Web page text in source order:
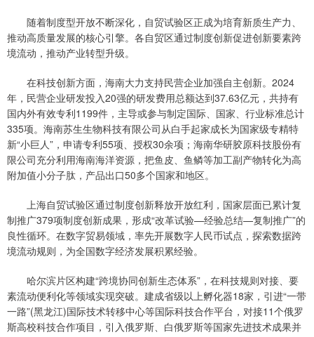
随着制度型开放不断深化，自贸试验区正成为培育新质生产力、
推动高质量发展的核心引擎。各自贸区通过制度创新促进创新要素跨
境流动，推动产业转型升级。
在科技创新方面，海南大力支持民营企业加强自主创新。2024
年，民营企业研发投入20强的研发费用总额达到37.63亿元，共持有
国内外有效专利1199件，主导或参与制定国际、国家、行业标准总计
335项。海南苏生生物科技有限公司从白手起家成长为国家级专精特
新“小巨人”，申请专利55项、授权30余项；海南华研胶原科技股份有
限公司充分利用海南海洋资源，把鱼皮、鱼鳞等加工副产物转化为高
附加值小分子肽，产品出口50多个国家和地区。
上海自贸试验区通过制度创新释放开放红利，国家层面已累计复
制推广379项制度创新成果，形成“改革试验—经验总结—复制推广”的
良性循环。在数字贸易领域，率先开展数字人民币试点，探索数据跨
境流动规则，为全国数字经济发展积累经验。
哈尔滨片区构建“跨境协同创新生态体系”，在科技规则对接、要
素流动便利化等领域实现突破。建成省级以上孵化器18家，引进“一带
一路”(黑龙江)国际技术转移中心等国际科技合作平台，对接11个俄罗
斯高校科技合作项目，引入俄罗斯、白俄罗斯等国家先进技术成果并